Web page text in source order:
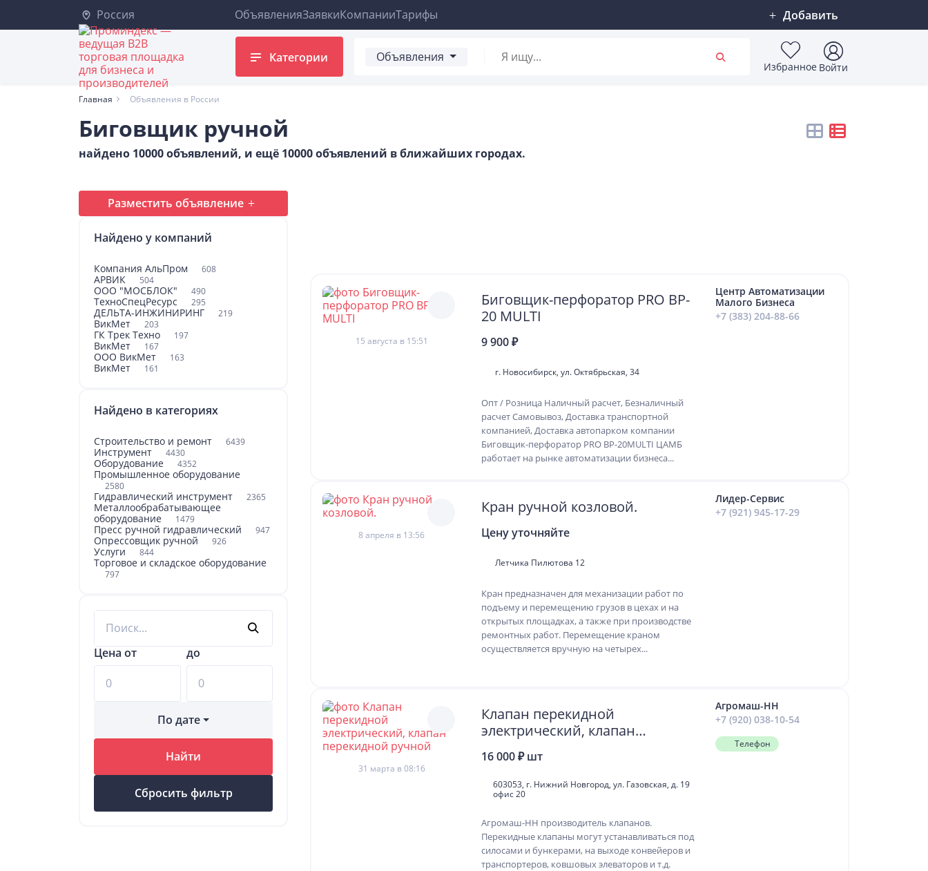
Россия ОбъявленияЗаявкиКомпанииТарифы Добавить
Категории Объявления
Избранное Войти
Главная Объявления в России
Биговщик ручной
найдено 10000 объявлений, и ещё 10000 объявлений в ближайших городах.
Разместить объявление
Найдено у компаний
Компания АльПром 608
АРВИК 504
ООО "МОСБЛОК" 490
ТехноСпецРесурс 295
ДЕЛЬТА-ИНЖИНИРИНГ 219
ВикМет 203
ГК Трек Техно 197
ВикМет 167
ООО ВикМет 163
ВикМет 161
Найдено в категориях
Строительство и ремонт 6439
Инструмент 4430
Оборудование 4352
Промышленное оборудование
2580
Гидравлический инструмент 2365
Металлообрабатывающее
оборудование
1479
Пресс ручной гидравлический 947
Опрессовщик ручной 926
Услуги 844
Торговое и складское оборудование
797
Цена от до
По дате
Найти
Сбросить фильтр
15 августа в 15:51
Биговщик-перфоратор PRO BP-
20 MULTI
9 900 ₽
г. Новосибирск, ул. Октябрьская, 34
Опт / Розница Наличный расчет, Безналичный
расчет Самовывоз, Доставка транспортной
компанией, Доставка автопарком компании
Биговщик-перфоратор PRO BP-20MULTI ЦАМБ
работает на рынке автоматизации бизнеса...
Центр Автоматизации
Малого Бизнеса
+7 (383) 204-88-66
8 апреля в 13:56
Кран ручной козловой.
Цену уточняйте
Летчика Пилютова 12
Кран предназначен для механизации работ по
подъему и перемещению грузов в цехах и на
открытых площадках, а также при производстве
ремонтных работ. Перемещение краном
осуществляется вручную на четырех...
Лидер-Сервис
+7 (921) 945-17-29
31 марта в 08:16
Клапан перекидной
электрический, клапан
перекидной ручной
16 000 ₽ шт
603053, г. Нижний Новгород, ул. Газовская, д. 19
офис 20
Агромаш-НН производитель клапанов.
Перекидные клапаны могут устанавливаться под
силосами и бункерами, на выходе конвейеров и
транспортеров, ковшовых элеваторов и т.д.
Агромаш-НН
+7 (920) 038-10-54
Телефон